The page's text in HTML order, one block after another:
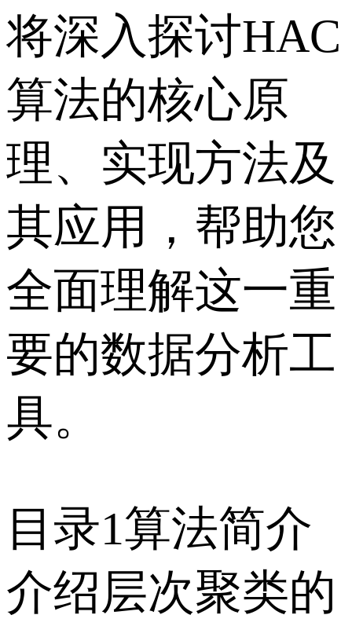
将深入探讨HAC
算法的核心原
理、实现方法及
其应用，帮助您
全面理解这一重
要的数据分析工
具。
目录1算法简介
介绍层次聚类的